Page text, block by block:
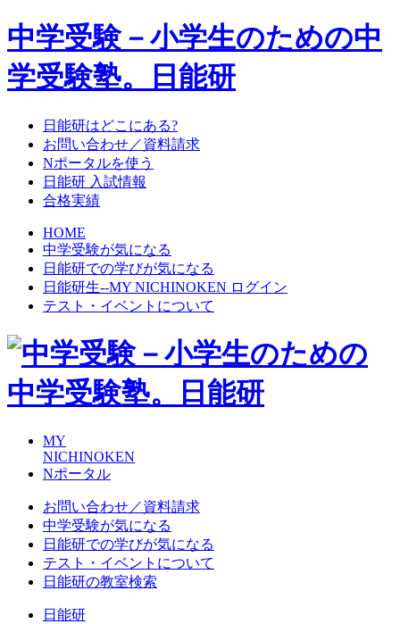
中学受験－小学生のための中
学受験塾。日能研
日能研はどこにある?
お問い合わせ／資料請求
Nポータルを使う
日能研 入試情報
合格実績
HOME
中学受験が気になる
日能研での学びが気になる
日能研生--MY NICHINOKEN ログイン
テスト・イベントについて
MY
NICHINOKEN
Nポータル
お問い合わせ／資料請求
中学受験が気になる
日能研での学びが気になる
テスト・イベントについて
日能研の教室検索
日能研